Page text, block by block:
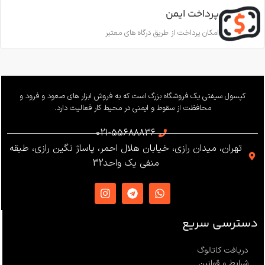
EN12841-A
ساخت ترکیه
11.5 تا 10.5 میلی‌متر
وزن 655 گرم
استاندارد
EN12841 ،EN341 ،ANSI Z359
،NFPA1983
ساخت
پرداخت ایمن
امکان پرداخت از طریق درگاه های معتبر
کپسول سیفتی یک فروشگاه بزرگ است که به فروش ابزار های صعود و فرود و
محافظت از سقوط و ایمنی در محیط کار فعالیت دارد.
021-55688836
تهران، میدان رازی، خیابان هلال احمر، پاساژ نگین رازی، طبقه
منفی یک واحد32
دسترسی سریع
دریافت کاتالوگ